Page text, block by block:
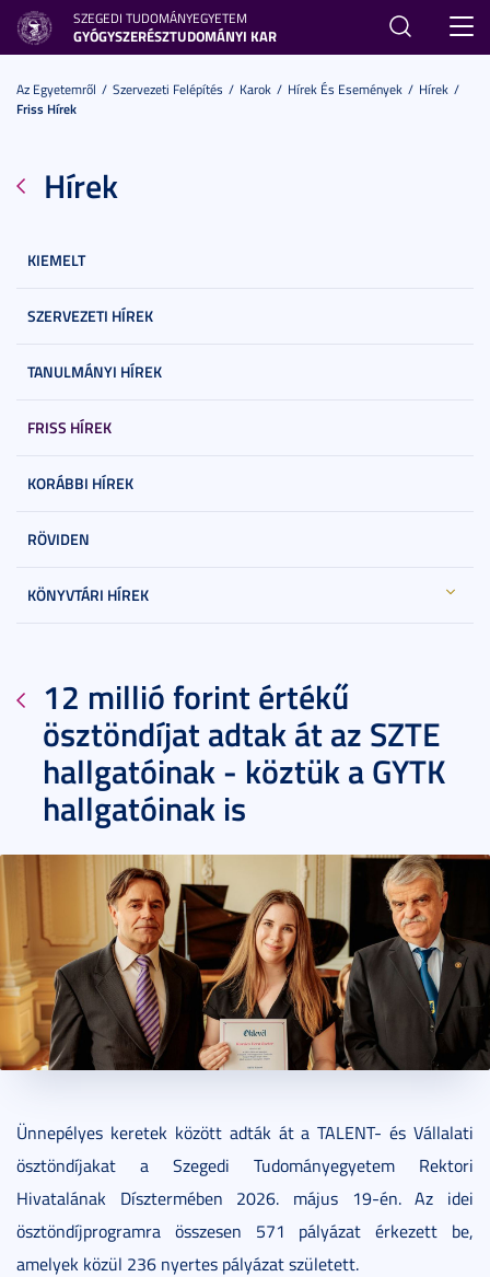
SZEGEDI TUDOMÁNYEGYETEM
GYÓGYSZERÉSZTUDOMÁNYI KAR
Az Egyetemről Szervezeti Felépítés Karok Hírek És Események
Hírek
Friss Hírek
Hírek
KIEMELT
SZERVEZETI HÍREK
TANULMÁNYI HÍREK
FRISS HÍREK
KORÁBBI HÍREK
RÖVIDEN
KÖNYVTÁRI HÍREK
12 millió forint értékű
ösztöndíjat adtak át az SZTE
hallgatóinak - köztük a GYTK
hallgatóinak is
Ünnepélyes keretek között adták át a TALENT- és Vállalati
ösztöndíjakat a Szegedi Tudományegyetem Rektori
Hivatalának Dísztermében 2026. május 19-én. Az idei
ösztöndíjprogramra összesen 571 pályázat érkezett be,
amelyek közül 236 nyertes pályázat született.